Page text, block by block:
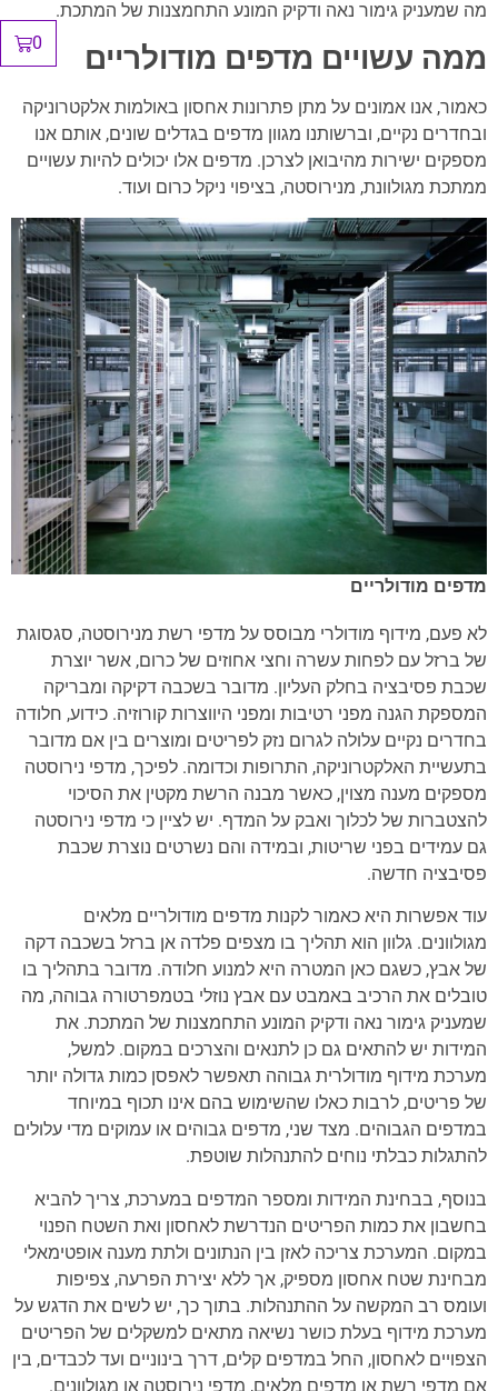
0
מה שמעניק גימור נאה ודקיק המונע התחמצנות של המתכת.
ממה עשויים מדפים מודולריים
כאמור, אנו אמונים על מתן פתרונות אחסון באולמות אלקטרוניקה
ובחדרים נקיים, וברשותנו מגוון מדפים בגדלים שונים, אותם אנו
מספקים ישירות מהיבואן לצרכן. מדפים אלו יכולים להיות עשויים
ממתכת מגולוונת, מנירוסטה, בציפוי ניקל כרום ועוד.
מדפים מודולריים
לא פעם, מידוף מודולרי מבוסס על מדפי רשת מנירוסטה, סגסוגת
של ברזל עם לפחות עשרה וחצי אחוזים של כרום, אשר יוצרת
שכבת פסיבציה בחלק העליון. מדובר בשכבה דקיקה ומבריקה
המספקת הגנה מפני רטיבות ומפני היווצרות קורוזיה. כידוע, חלודה
בחדרים נקיים עלולה לגרום נזק לפריטים ומוצרים בין אם מדובר
בתעשיית האלקטרוניקה, התרופות וכדומה. לפיכך, מדפי נירוסטה
מספקים מענה מצוין, כאשר מבנה הרשת מקטין את הסיכוי
להצטברות של לכלוך ואבק על המדף. יש לציין כי מדפי נירוסטה
גם עמידים בפני שריטות, ובמידה והם נשרטים נוצרת שכבת
פסיבציה חדשה.
עוד אפשרות היא כאמור לקנות מדפים מודולריים מלאים
מגולוונים. גלוון הוא תהליך בו מצפים פלדה אן ברזל בשכבה דקה
של אבץ, כשגם כאן המטרה היא למנוע חלודה. מדובר בתהליך בו
טובלים את הרכיב באמבט עם אבץ נוזלי בטמפרטורה גבוהה, מה
שמעניק גימור נאה ודקיק המונע התחמצנות של המתכת. את
המידות יש להתאים גם כן לתנאים והצרכים במקום. למשל,
מערכת מידוף מודולרית גבוהה תאפשר לאפסן כמות גדולה יותר
של פריטים, לרבות כאלו שהשימוש בהם אינו תכוף במיוחד
במדפים הגבוהים. מצד שני, מדפים גבוהים או עמוקים מדי עלולים
להתגלות כבלתי נוחים להתנהלות שוטפת.
בנוסף, בבחינת המידות ומספר המדפים במערכת, צריך להביא
בחשבון את כמות הפריטים הנדרשת לאחסון ואת השטח הפנוי
במקום. המערכת צריכה לאזן בין הנתונים ולתת מענה אופטימאלי
מבחינת שטח אחסון מספיק, אך ללא יצירת הפרעה, צפיפות
ועומס רב המקשה על ההתנהלות. בתוך כך, יש לשים את הדגש על
מערכת מידוף בעלת כושר נשיאה מתאים למשקלים של הפריטים
הצפויים לאחסון, החל במדפים קלים, דרך בינוניים ועד לכבדים, בין
אם מדפי רשת או מדפים מלאים, מדפי נירוסטה או מגולוונים.